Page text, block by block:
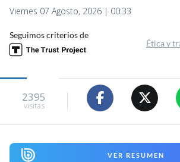
Viernes 07 Agosto, 2026 | 00:33
Seguimos criterios de
Ética y
2395
visitas
VER RESUMEN